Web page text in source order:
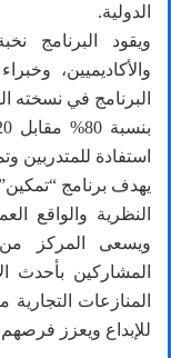
الدولية.
ويقود البرنامج
والأكاديميين،
البرنامج في نسخته
استفادة للمتدربين
يهدف برنامج
النظرية والواقع
ويسعى المركز من
المشاركين بأحدث
المنازعات التجارية
للإبداع ويعزز